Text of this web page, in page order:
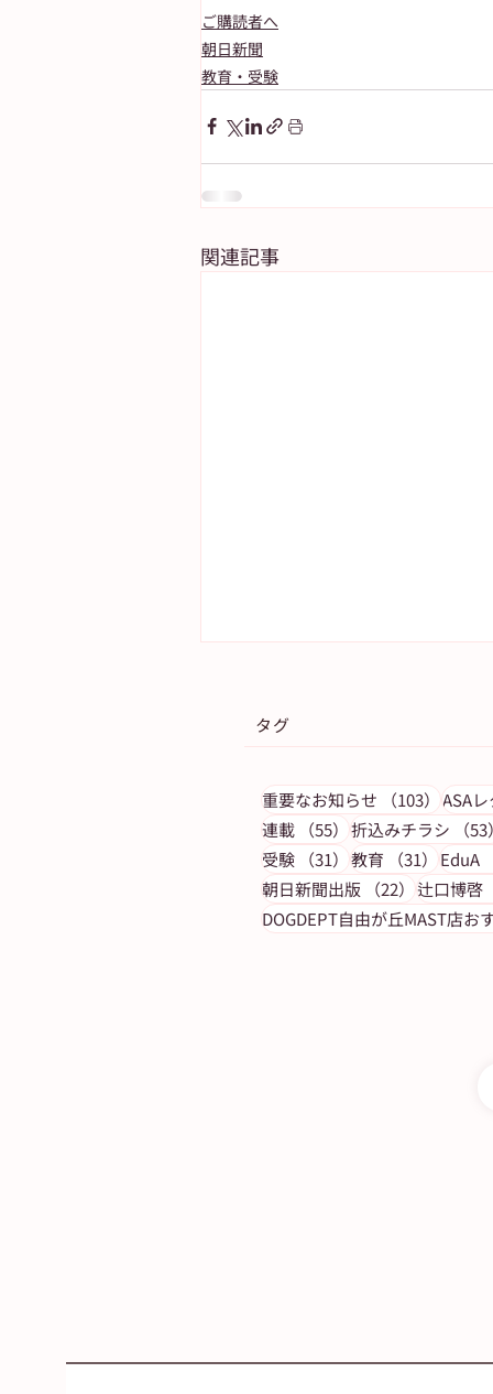
ご購読者へ
朝日新聞
教育・受験
関連記事
【教育情報紙】今月の朝日新
EduAのポイントを振り返ろ
タグ
重要なお知らせ （103）103件
ASA
連載
（55）55件の記事
折込みチラシ （
受験
（31）31件の記事
教育 （31）31件
EduA
朝日新聞出版
（22）22件の記事
辻口博啓
DOGDEPT自由が丘MAST店お